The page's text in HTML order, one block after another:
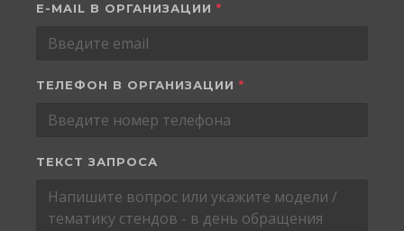
E-MAIL В ОРГАНИЗАЦИИ *
ТЕЛЕФОН В ОРГАНИЗАЦИИ *
ТЕКСТ ЗАПРОСА